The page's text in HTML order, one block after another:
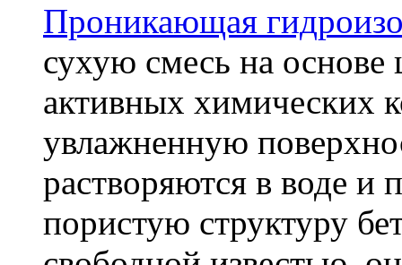
Проникающая
сухую смесь на основе
активных химических
увлажненную
растворяются в воде и
пористую структуру